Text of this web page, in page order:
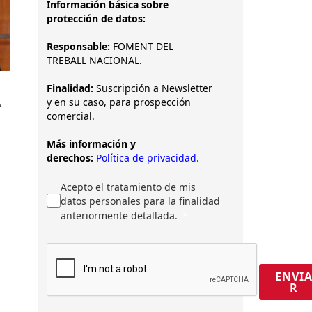
Información básica sobre
protección de datos:
Responsable: FOMENT DEL
TREBALL NACIONAL.
Finalidad: Suscripción a Newsletter
y en su caso, para prospección
comercial.
Más información y
derechos: Política de privacidad.
Acepto el tratamiento de mis
datos personales para la finalidad
anteriormente detallada.
ENVIA
R